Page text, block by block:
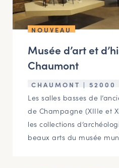
NOUVEAU
Musée d’art et
Chaumont
CHAUMONT | 52000
Les salles basses de
de Champagne (XIIIe et
les collections
beaux arts du musée